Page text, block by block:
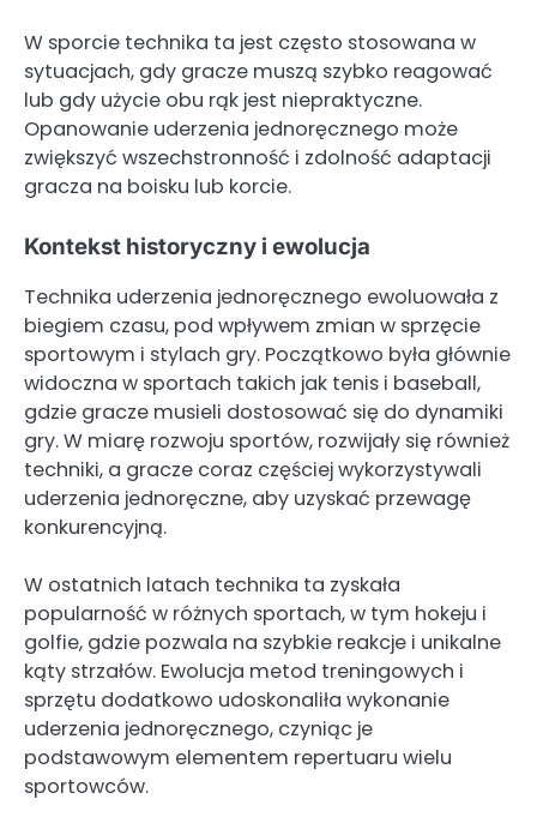
W sporcie technika ta jest często stosowana w
sytuacjach, gdy gracze muszą szybko reagować
lub gdy użycie obu rąk jest niepraktyczne.
Opanowanie uderzenia jednoręcznego może
zwiększyć wszechstronność i zdolność adaptacji
gracza na boisku lub korcie.
Kontekst historyczny i ewolucja
Technika uderzenia jednoręcznego ewoluowała z
biegiem czasu, pod wpływem zmian w sprzęcie
sportowym i stylach gry. Początkowo była głównie
widoczna w sportach takich jak tenis i baseball,
gdzie gracze musieli dostosować się do dynamiki
gry. W miarę rozwoju sportów, rozwijały się również
techniki, a gracze coraz częściej wykorzystywali
uderzenia jednoręczne, aby uzyskać przewagę
konkurencyjną.
W ostatnich latach technika ta zyskała
popularność w różnych sportach, w tym hokeju i
golfie, gdzie pozwala na szybkie reakcje i unikalne
kąty strzałów. Ewolucja metod treningowych i
sprzętu dodatkowo udoskonaliła wykonanie
uderzenia jednoręcznego, czyniąc je
podstawowym elementem repertuaru wielu
sportowców.